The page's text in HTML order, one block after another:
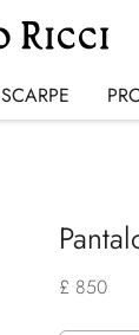
SCARPE
£ 850